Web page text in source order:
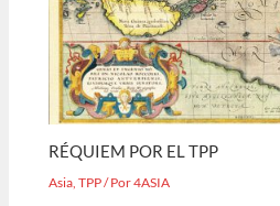
RÉQUIEM POR EL TPP
Asia,TPP/ Por4ASIA